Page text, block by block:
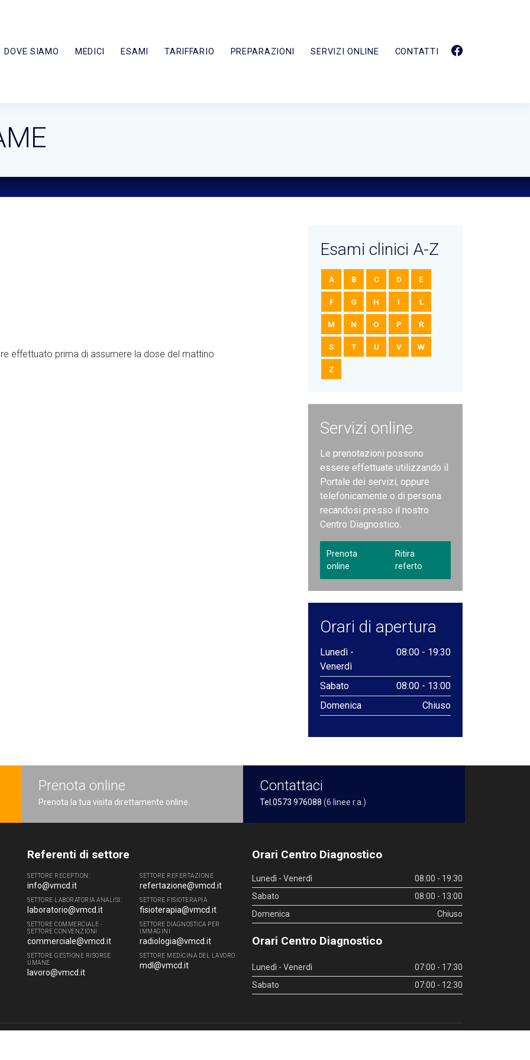
DOVE SIAMO MEDICI ESAMI TARIFFARIO PREPARAZIONI SERVIZI ONLINE CONTATTI
effettuato prima di assumere la dose del mattino
Esami clinici A-Z
A B C D E
F G H I L
M N O P R
S T U V W
Z
Servizi online
Le prenotazioni possono
essere effettuate utilizzando il
Portale dei servizi, oppure
telefonicamente o di persona
recandosi presso il nostro
Centro Diagnostico.
Prenota
online
Ritira
referto
Orari di apertura
Lunedì -
Venerdì
08:00 - 19:30
Sabato
08:00 - 13:00
Domenica
Chiuso
Prenota online
Prenota la tua visita direttamente online.
Contattaci
Tel.0573 976088 (6 linee r.a.)
Referenti di settore
SETTORE RECEPTION:
info@vmcd.it
SETTORE LABORATORIA ANALISI:
laboratorio@vmcd.it
SETTORE COMMERCIALE -
SETTORE CONVENZIONI
commerciale@vmcd.it
SETTORE GESTIONE RISORSE
UMANE
lavoro@vmcd.it
SETTORE REFERTAZIONE
refertazione@vmcd.it
SETTORE FISIOTERAPIA
fisioterapia@vmcd.it
SETTORE DIAGNOSTICA PER
IMMAGINI
radiologia@vmcd.it
SETTORE MEDICINA DEL LAVORO
mdl@vmcd.it
Orari Centro Diagnostico
Lunedì - Venerdì
08:00 - 19:30
Sabato
08:00 - 13:00
Domenica
Chiuso
Orari Centro Diagnostico
Lunedì - Venerdì
07:00 - 17:30
Sabato
07:00 - 12:30